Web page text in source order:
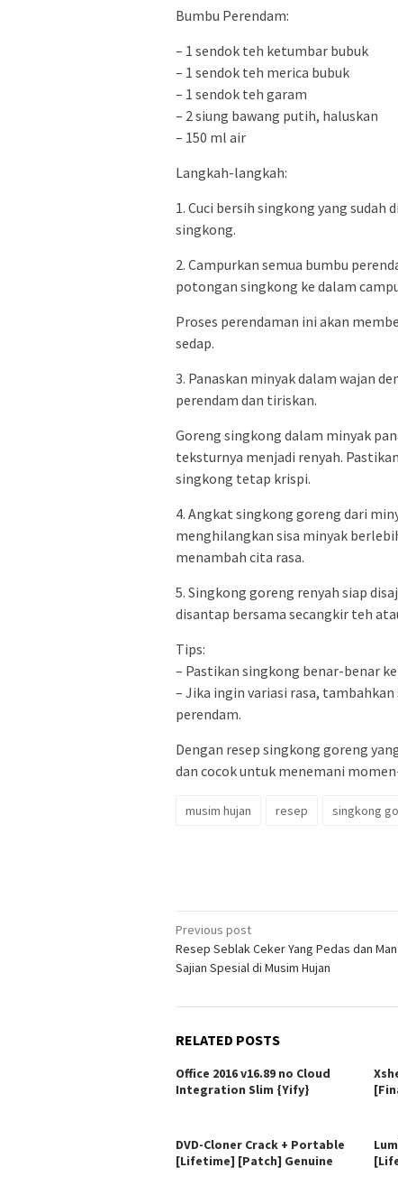
Bumbu Perendam:
– 1 sendok teh ketumbar bubuk
– 1 sendok teh merica bubuk
– 1 sendok teh garam
– 2 siung bawang putih, haluskan
– 150 ml air
Langkah-langkah:
1. Cuci bersih singkong yang
singkong.
2. Campurkan semua bumbu
potongan singkong ke dalam
Proses perendaman ini akan
sedap.
3. Panaskan minyak dalam wajan
perendam dan tiriskan.
Goreng singkong dalam minyak
teksturnya menjadi renyah.
singkong tetap krispi.
4. Angkat singkong goreng dari
menghilangkan sisa minyak
menambah cita rasa.
5. Singkong goreng renyah siap
disantap bersama secangkir teh
Tips:
– Pastikan singkong benar-benar
– Jika ingin variasi rasa,
perendam.
Dengan resep singkong goreng
dan cocok untuk menemani
musim hujan resep singkong
Post
navigation
Previous post
Resep Seblak Ceker Yang Pedas dan
Sajian Spesial di Musim Hujan
RELATED POSTS
Office 2016 v16.89 no Cloud
Integration Slim {Yify}
DVD-Cloner Crack + Portable
[Lifetime] [Patch] Genuine